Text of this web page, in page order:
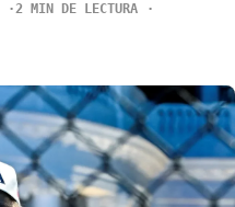
2 MIN DE LECTURA